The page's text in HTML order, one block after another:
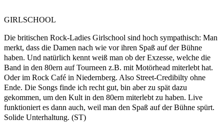
GIRLSCHOOL
Die britischen Rock-Ladies Girlschool sind hoch sympathisch: Man
merkt, dass die Damen nach wie vor ihren Spaß auf der Bühne
haben. Und natürlich kennt weiß man ob der Exzesse, welche die
Band in den 80ern auf Tourneen z.B. mit Motörhead miterlebt hat.
Oder im Rock Café in Niedernberg. Also Street-Credibilty ohne
Ende. Die Songs finde ich recht gut, bin aber zu spät dazu
gekommen, um den Kult in den 80ern miterlebt zu haben. Live
funktioniert es dann auch, weil man den Spaß auf der Bühne spürt.
Solide Unterhaltung. (ST)